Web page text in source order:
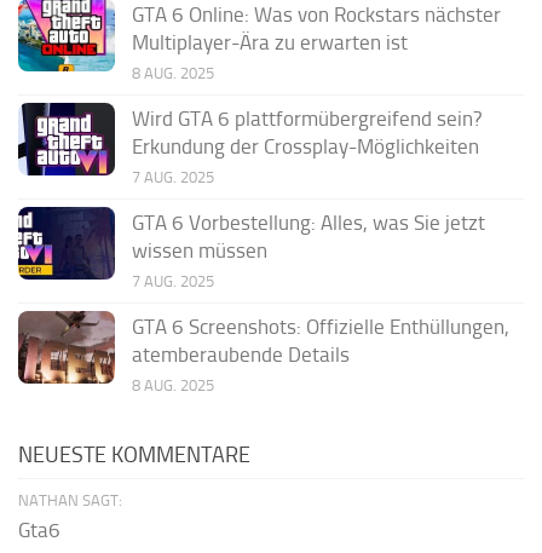
GTA 6 Online: Was von Rockstars nächster
Multiplayer-Ära zu erwarten ist
8 AUG. 2025
Wird GTA 6 plattformübergreifend sein?
Erkundung der Crossplay-Möglichkeiten
7 AUG. 2025
GTA 6 Vorbestellung: Alles, was Sie jetzt
wissen müssen
7 AUG. 2025
GTA 6 Screenshots: Offizielle Enthüllungen,
atemberaubende Details
8 AUG. 2025
NEUESTE KOMMENTARE
NATHAN SAGT:
Gta6